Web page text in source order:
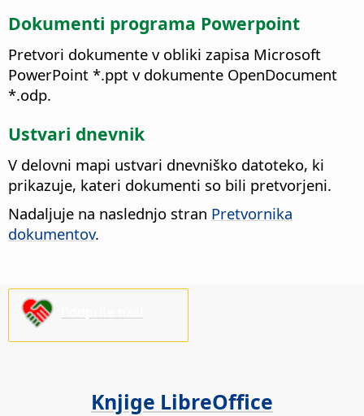
Dokumenti programa Powerpoint
Pretvori dokumente v obliki zapisa Microsoft
PowerPoint *.ppt v dokumente OpenDocument
*.odp.
Ustvari dnevnik
V delovni mapi ustvari dnevniško datoteko, ki
prikazuje, kateri dokumenti so bili pretvorjeni.
Nadaljuje na naslednjo stran Pretvornika
dokumentov.
Knjige LibreOffice